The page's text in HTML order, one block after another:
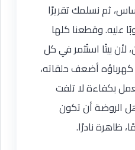
ثم نسلمك تقريرًا
عليه. وقطعنا كلها
بيتًا استُثمر في كل
أضعف حلقاته،
بكفاءة لا تلفت
الروضة أن تكون
ظاهرة نادرًا.